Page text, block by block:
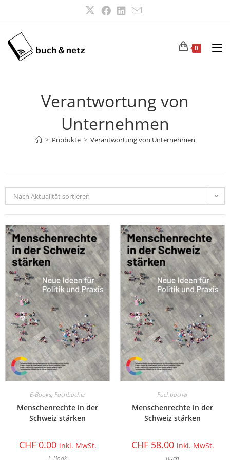
0
Verantwortung von
Unternehmen
> Produkte > Verantwortung von Unternehmen
Nach Aktualität sortieren
E-Books, Fachbücher
Menschenrechte in der
Schweiz stärken
CHF0.00 inkl. MwSt.
E-Book
Fachbücher
Menschenrechte in der
Schweiz stärken
CHF58.00 inkl. MwSt.
Buch